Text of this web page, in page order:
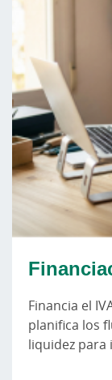
Financia el
planifica los
liquidez para